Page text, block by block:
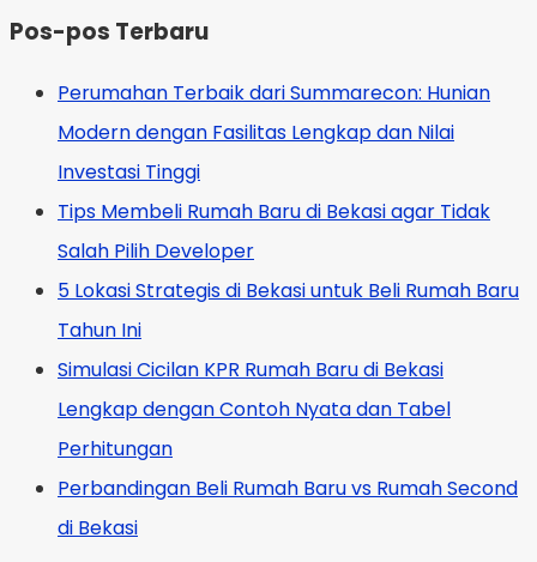
Pos-pos Terbaru
Perumahan Terbaik dari Summarecon: Hunian
Modern dengan Fasilitas Lengkap dan Nilai
Investasi Tinggi
Tips Membeli Rumah Baru di Bekasi agar Tidak
Salah Pilih Developer
5 Lokasi Strategis di Bekasi untuk Beli Rumah Baru
Tahun Ini
Simulasi Cicilan KPR Rumah Baru di Bekasi
Lengkap dengan Contoh Nyata dan Tabel
Perhitungan
Perbandingan Beli Rumah Baru vs Rumah Second
di Bekasi